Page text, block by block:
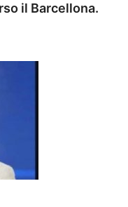
il Barcellona.